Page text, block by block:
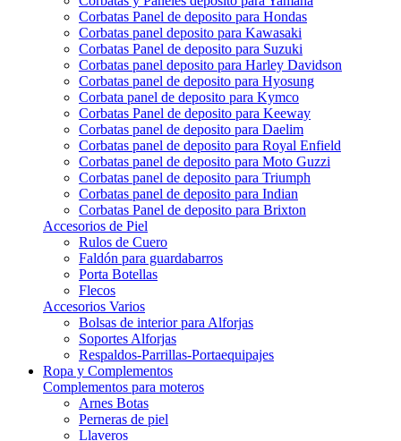
Corbatas Panel de deposito para Hondas
Corbatas panel deposito para Kawasaki
Corbatas Panel de deposito para Suzuki
Corbatas panel deposito para Harley Davidson
Corbatas panel de deposito para Hyosung
Corbata panel de deposito para Kymco
Corbatas Panel de deposito para Keeway
Corbatas panel de deposito para Daelim
Corbatas panel de deposito para Royal Enfield
Corbatas panel de deposito para Moto Guzzi
Corbatas panel de deposito para Triumph
Corbatas panel de deposito para Indian
Corbatas Panel de deposito para Brixton
Accesorios de Piel
Rulos de Cuero
Faldón para guardabarros
Porta Botellas
Flecos
Accesorios Varios
Bolsas de interior para Alforjas
Soportes Alforjas
Respaldos-Parrillas-Portaequipajes
Ropa y Complementos
Complementos para moteros
Arnes Botas
Perneras de piel
Llaveros